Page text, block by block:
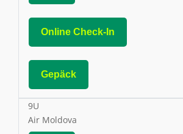
Online Check-In
Gepäck
9U
Air Moldova